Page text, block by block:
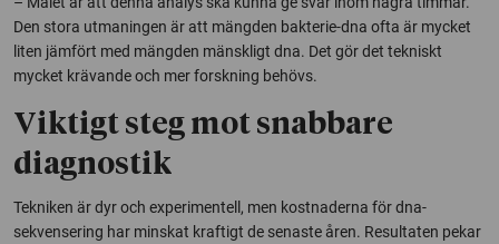
Den stora utmaningen är att mängden bakterie-dna ofta är mycket
liten jämfört med mängden mänskligt dna. Det gör det tekniskt
mycket krävande och mer forskning behövs.
Viktigt steg mot snabbare
diagnostik
Tekniken är dyr och experimentell, men kostnaderna för dna-
sekvensering har minskat kraftigt de senaste åren. Resultaten pekar